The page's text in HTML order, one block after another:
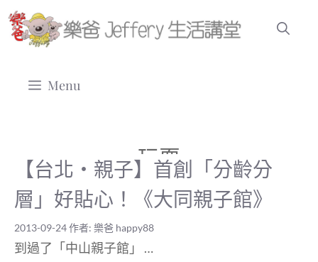
跳
至
Menu
玩耍
【台北‧親子】首創「分齡分
層」好貼心！《大同親子館》
2013-09-24作者: 樂爸 happy88
到過了「中山親子館」 …